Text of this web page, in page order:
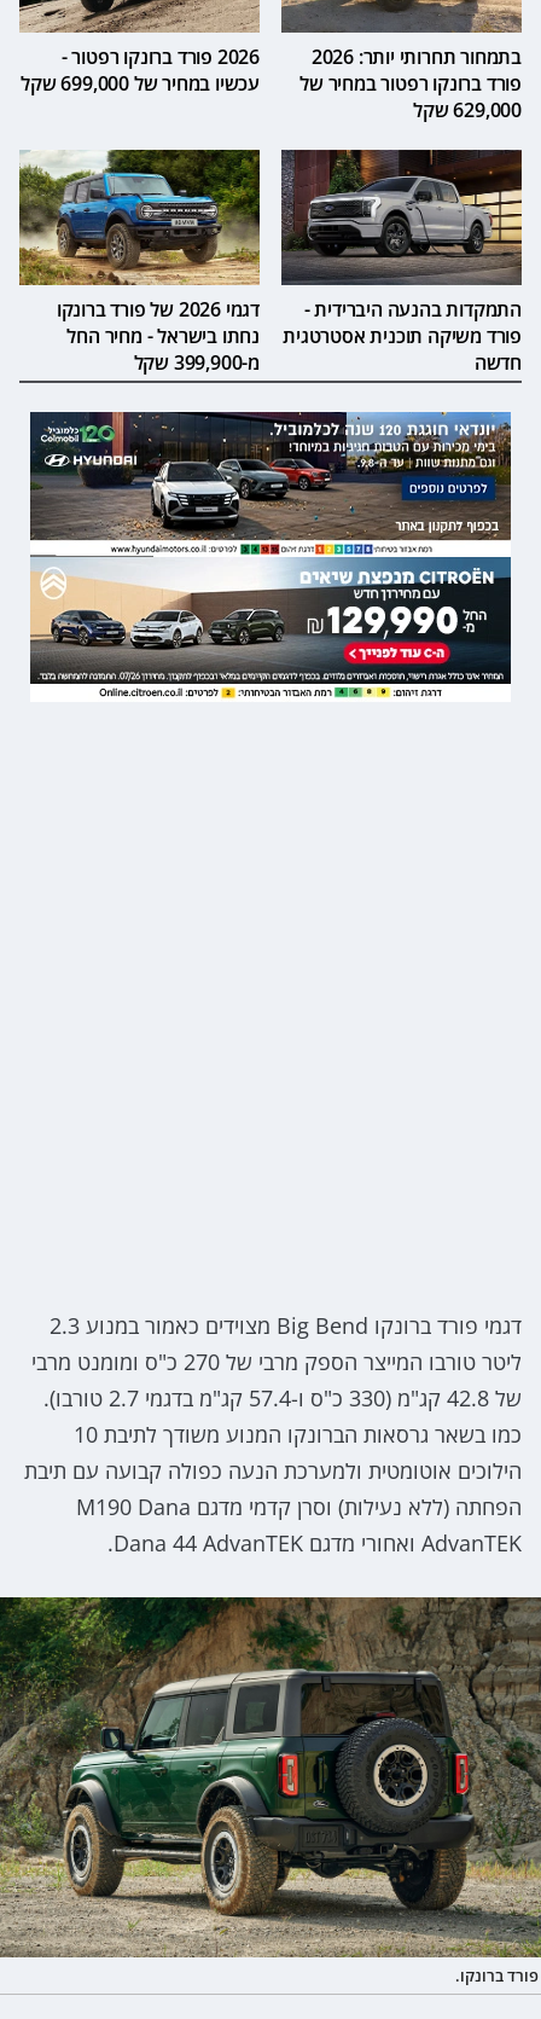
בתמחור תחרותי יותר: 2026
פורד ברונקו רפטור במחיר של
629,000 שקל
2026 פורד ברונקו רפטור -
עכשיו במחיר של 699,000 שקל
התמקדות בהנעה היברידית -
פורד משיקה תוכנית אסטרטגית
חדשה
דגמי 2026 של פורד ברונקו
נחתו בישראל - מחיר החל
מ-399,900 שקל
דגמי פורד ברונקו Big Bend מצוידים כאמור במנוע 2.3
ליטר טורבו המייצר הספק מרבי של 270 כ"ס ומומנט מרבי
של 42.8 קג"מ (330 כ"ס ו-57.4 קג"מ בדגמי 2.7 טורבו).
כמו בשאר גרסאות הברונקו המנוע משודך לתיבת 10
הילוכים אוטומטית ולמערכת הנעה כפולה קבועה עם תיבת
הפחתה (ללא נעילות) וסרן קדמי מדגם M190 Dana
AdvanTEK ואחורי מדגם Dana 44 AdvanTEK.
פורד ברונקו.